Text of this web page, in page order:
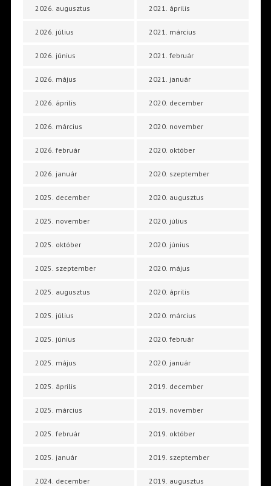
2026. augusztus
2026. július
2026. június
2026. május
2026. április
2026. március
2026. február
2026. január
2025. december
2025. november
2025. október
2025. szeptember
2025. augusztus
2025. július
2025. június
2025. május
2025. április
2025. március
2025. február
2025. január
2024. december
2021. április
2021. március
2021. február
2021. január
2020. december
2020. november
2020. október
2020. szeptember
2020. augusztus
2020. július
2020. június
2020. május
2020. április
2020. március
2020. február
2020. január
2019. december
2019. november
2019. október
2019. szeptember
2019. augusztus